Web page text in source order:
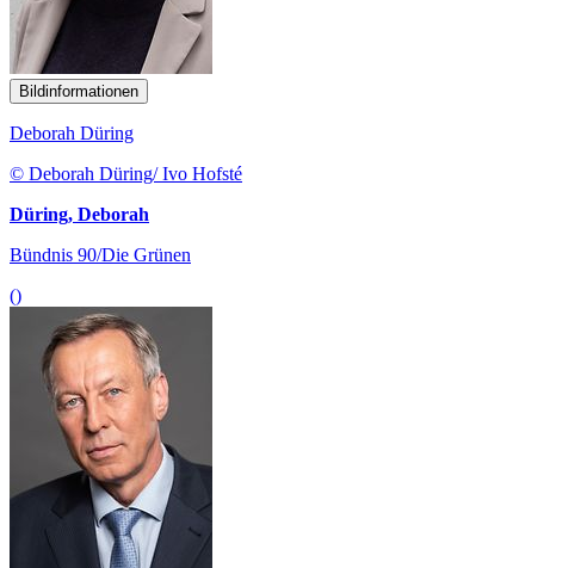
Bildinformationen
Deborah Düring
© Deborah Düring/ Ivo Hofsté
Düring, Deborah
Bündnis 90/Die Grünen
()